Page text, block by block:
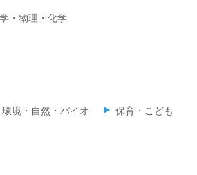
・物理・化学
環境・自然・バイオ 保育・こども